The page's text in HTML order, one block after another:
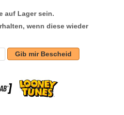
auf Lager sein.
wenn diese wieder
Gib mir Bescheid